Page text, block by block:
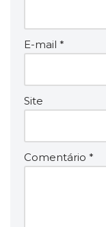
E-mail *
Site
Comentário *